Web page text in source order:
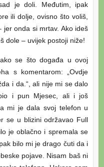
je doli. Međutim, ipak
ili dolje, ovisno što voliš,
onda si mrtav. Ako ideš
dole – uvijek postoji niže!
se što događa u ovoj
s komentarom: „Ovdje
i da.“, ali nije mi se dalo
i pun Mjesec, ali i još
mi je dala svoj telefon u
se u blizini održavao Full
je oblačno i spremala se
bilo mi je drago čuti da i
pojave. Nisam baš ni